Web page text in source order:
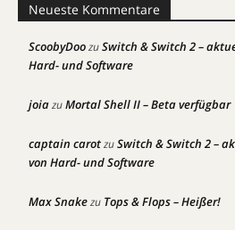
Neueste Kommentare
ScoobyDoozuSwitch & Switch 2 –
Hard- und Software
joiazuMortal Shell II – Beta verfügbar
captain carotzuSwitch & Switch 2 –
von Hard- und Software
Max Snakezu Tops & Flops – Heißer!